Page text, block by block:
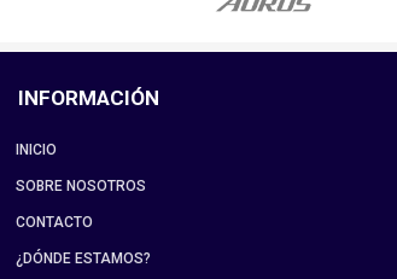
INFORMACIÓN
INICIO
SOBRE NOSOTROS
CONTACTO
¿DÓNDE ESTAMOS?